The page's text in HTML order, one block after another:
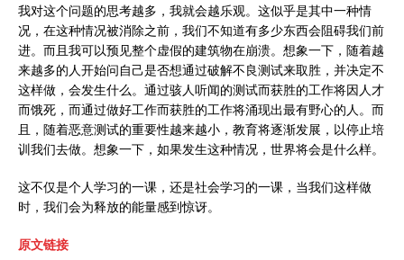
我对这个问题的思考越多，我就会越乐观。这似乎是其中一种情
况，在这种情况被消除之前，我们不知道有多少东西会阻碍我们前
进。而且我可以预见整个虚假的建筑物在崩溃。想象一下，随着越
来越多的人开始问自己是否想通过破解不良测试来取胜，并决定不
这样做，会发生什么。通过骇人听闻的测试而获胜的工作将因人才
而饿死，而通过做好工作而获胜的工作将涌现出最有野心的人。而
且，随着恶意测试的重要性越来越小，教育将逐渐发展，以停止培
训我们去做。想象一下，如果发生这种情况，世界将会是什么样。
这不仅是个人学习的一课，还是社会学习的一课，当我们这样做
时，我们会为释放的能量感到惊讶。
原文链接